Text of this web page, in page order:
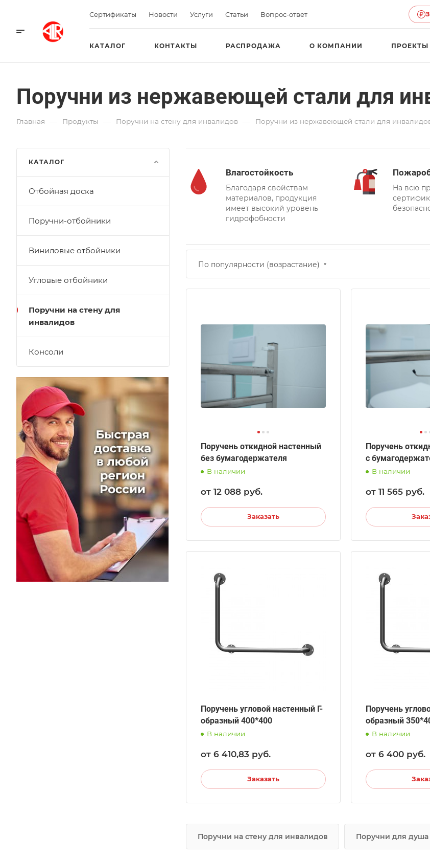
Сертификаты Новости Услуги Статьи Вопрос-ответ
КАТАЛОГ КОНТАКТЫ РАСПРОДАЖА О КОМПАНИИ ПРОЕКТЫ
Поручни из нержавеющей стали для
Главная — Продукты — Поручни на стену для инвалидов — Поручни из нержавеющей стали для
Влагостойкость
Благодаря свойствам
материалов, продукция
имеет высокий уровень
гидрофобности
На всю
По популярности (возрастание)
Поручень откидной настенный
без бумагодержателя
В наличии
от 12 088 руб.
Заказать
Поручень
с
В наличии
от 11 565 руб.
Поручень угловой настенный Г-
образный 400*400
В наличии
от 6 410,83 руб.
Заказать
Поручень
образный
В наличии
от 6 400 руб.
Поручни на стену для инвалидов Поручни для душа
КАТАЛОГ
Отбойная доска
Поручни-отбойники
Виниловые отбойники
Угловые отбойники
Поручни на стену для
инвалидов
Консоли